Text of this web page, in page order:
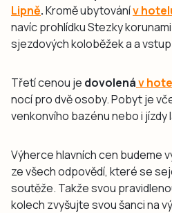
Lipně.Kromě ubytovánív
navíc prohlídku Stezky
sjezdových koloběžek a a
Třetí cenou je dovolenáv
nocí pro dvě osoby. Pobyt je
venkonvího bazénu nebo i jízdy
Výherce hlavních cen budeme
ze všech odpovědí, které se
soutěže. Takže svou
kolech zvyšujte svou šanci na